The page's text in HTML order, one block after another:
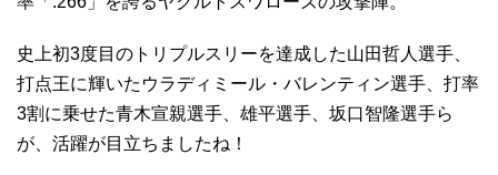
史上初3度目のトリプルスリーを達成した山田哲人選手、
打点王に輝いたウラディミール・バレンティン選手、打率
3割に乗せた青木宣親選手、雄平選手、坂口智隆選手ら
が、活躍が目立ちましたね！